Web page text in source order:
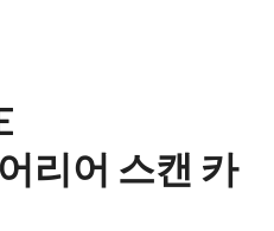
리어 스캔 카